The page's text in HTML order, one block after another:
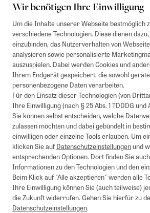
Wir benötigen Ihre Einwilligung
Um die Inhalte unserer Webseite bestmöglich
verschiedene Technologien. Diese dienen
einzubinden, das Nutzerverhalten von
analysieren sowie personalisierte
auszuspielen. Dabei werden Cookies und
Ihrem Endgerät gespeichert, die sowohl
personenbezogene Daten verarbeiten.
Für den Einsatz dieser Technologien (von
Ihre Einwilligung (nach § 25 Abs. 1 TDDDG und
Sie können selbst entscheiden, welche
zulassen möchten und dabei gebündelt in
einwilligen oder einzelne Tools erlauben. Um
klicken Sie aufDatenschutzeinstellungenund
entsprechenden Optionen. Dort finden Sie
Informationen zu den Technologien und den
Beim Klick auf "Alle akzeptieren" werden alle
Ihre Einwilligung können Sie (auch teilweise)
die Zukunft widerrufen. Gehen Sie hierfür zu
Datenschutzeinstellungen.